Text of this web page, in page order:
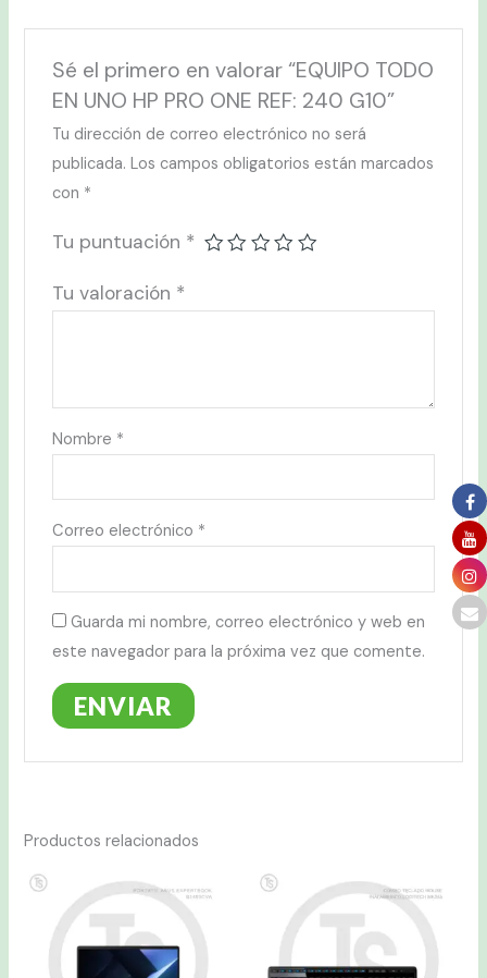
Sé el primero en valorar “EQUIPO TODO
EN UNO HP PRO ONE REF: 240 G10”
Tu dirección de correo electrónico no será
publicada. Los campos obligatorios están marcados
con *
Tu puntuación *
Tu valoración *
Nombre *
Correo electrónico *
Guarda mi nombre, correo electrónico y web en
este navegador para la próxima vez que comente.
Productos relacionados